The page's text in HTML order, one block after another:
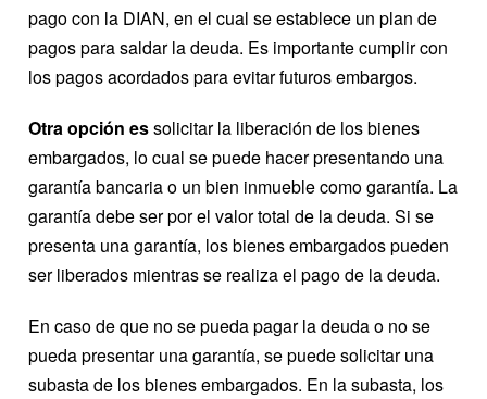
pago con la DIAN, en el cual se establece un plan de
pagos para saldar la deuda. Es importante cumplir con
los pagos acordados para evitar futuros embargos.
Otra opción essolicitar la liberación de los bienes
embargados, lo cual se puede hacer presentando una
garantía bancaria o un bien inmueble como garantía. La
garantía debe ser por el valor total de la deuda. Si se
presenta una garantía, los bienes embargados pueden
ser liberados mientras se realiza el pago de la deuda.
En caso de que no se pueda pagar la deuda o no se
pueda presentar una garantía, se puede solicitar una
subasta de los bienes embargados. En la subasta, los